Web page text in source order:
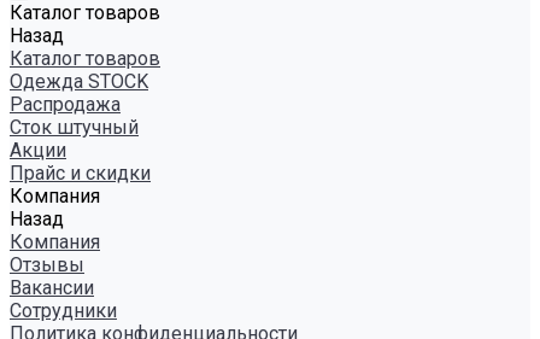
Каталог товаров
Назад
Каталог товаров
Одежда STOCK
Распродажа
Сток штучный
Акции
Прайс и скидки
Компания
Назад
Компания
Отзывы
Вакансии
Сотрудники
Политика конфиденциальности